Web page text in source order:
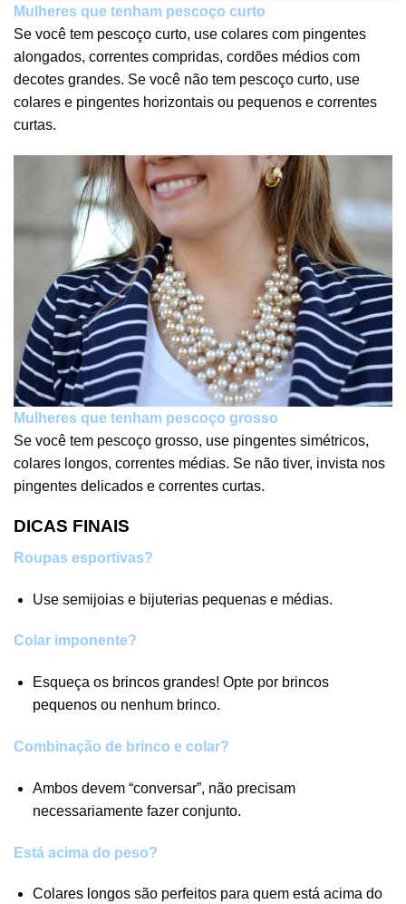
Mulheres que tenham pescoço curto
Se você tem pescoço curto, use colares com pingentes
alongados, correntes compridas, cordões médios com
decotes grandes. Se você não tem pescoço curto, use
colares e pingentes horizontais ou pequenos e correntes
curtas.
Mulheres que tenham pescoço grosso
Se você tem pescoço grosso, use pingentes simétricos,
colares longos, correntes médias. Se não tiver, invista nos
pingentes delicados e correntes curtas.
DICAS FINAIS
Roupas esportivas?
Use semijoias e bijuterias pequenas e médias.
Colar imponente?
Esqueça os brincos grandes! Opte por brincos
pequenosou nenhum brinco.
Combinação de brinco e colar?
Ambos devem “conversar”, não precisam
necessariamente fazer conjunto.
Está acima do peso?
Colares longossão perfeitos para quem está acima do